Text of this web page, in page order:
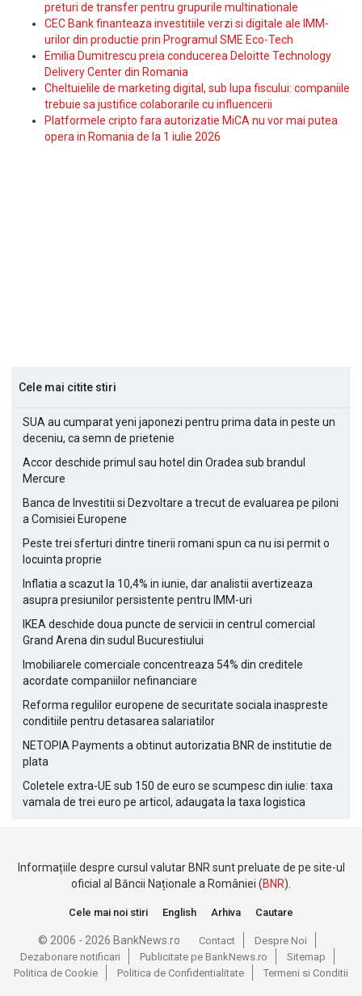
preturi de transfer pentru grupurile multinationale
CEC Bank finanteaza investitiile verzi si digitale ale IMM-
urilor din productie prin Programul SME Eco-Tech
Emilia Dumitrescu preia conducerea Deloitte Technology
Delivery Center din Romania
Cheltuielile de marketing digital, sub lupa fiscului: companiile
trebuie sa justifice colaborarile cu influencerii
Platformele cripto fara autorizatie MiCA nu vor mai putea
opera in Romania de la 1 iulie 2026
Cele mai citite stiri
SUA au cumparat yeni japonezi pentru prima data in peste un
deceniu, ca semn de prietenie
Accor deschide primul sau hotel din Oradea sub brandul
Mercure
Banca de Investitii si Dezvoltare a trecut de evaluarea pe piloni
a Comisiei Europene
Peste trei sferturi dintre tinerii romani spun ca nu isi permit o
locuinta proprie
Inflatia a scazut la 10,4% in iunie, dar analistii avertizeaza
asupra presiunilor persistente pentru IMM-uri
IKEA deschide doua puncte de servicii in centrul comercial
Grand Arena din sudul Bucurestiului
Imobiliarele comerciale concentreaza 54% din creditele
acordate companiilor nefinanciare
Reforma regulilor europene de securitate sociala inaspreste
conditiile pentru detasarea salariatilor
NETOPIA Payments a obtinut autorizatia BNR de institutie de
plata
Coletele extra-UE sub 150 de euro se scumpesc din iulie: taxa
vamala de trei euro pe articol, adaugata la taxa logistica
Informațiile despre cursul valutar BNR sunt preluate de pe site-ul
oficial al Băncii Naționale a României (BNR).
Cele mai noi stiri English Arhiva Cautare
© 2006 - 2026 BankNews.ro Contact
Despre Noi
Dezabonare notificari
Publicitate pe BankNews.ro
Sitemap
Politica de Cookie
Politica de Confidentialitate Termeni si Conditii